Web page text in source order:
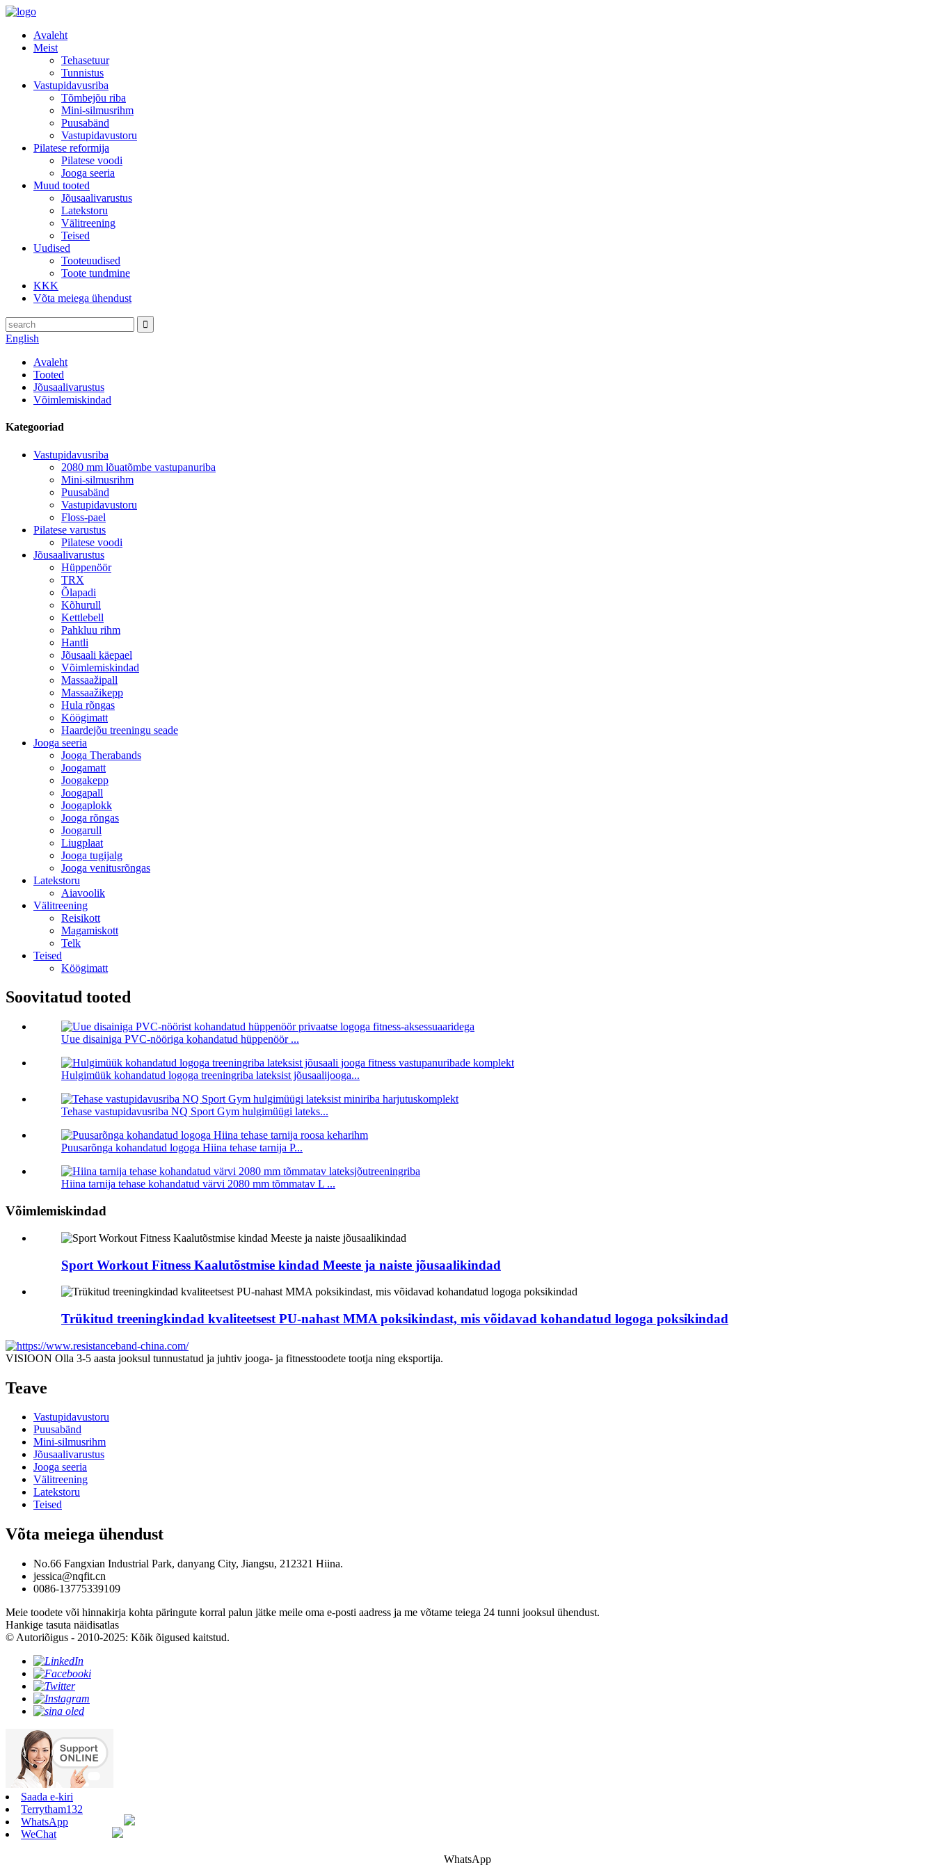
Avaleht
Meist
Tehasetuur
Tunnistus
Vastupidavusriba
Tõmbejõu riba
Mini-silmusrihm
Puusabänd
Vastupidavustoru
Pilatese reformija
Pilatese voodi
Jooga seeria
Muud tooted
Jõusaalivarustus
Latekstoru
Välitreening
Teised
Uudised
Tooteuudised
Toote tundmine
KKK
Võta meiega ühendust
English
Avaleht
Tooted
Jõusaalivarustus
Võimlemiskindad
Kategooriad
Vastupidavusriba
2080 mm lõuatõmbe vastupanuriba
Mini-silmusrihm
Puusabänd
Vastupidavustoru
Floss-pael
Pilatese varustus
Pilatese voodi
Jõusaalivarustus
Hüppenöör
TRX
Õlapadi
Kõhurull
Kettlebell
Pahkluu rihm
Hantli
Jõusaali käepael
Võimlemiskindad
Massaažipall
Massaažikepp
Hula rõngas
Köögimatt
Haardejõu treeningu seade
Jooga seeria
Jooga Therabands
Joogamatt
Joogakepp
Joogapall
Joogaplokk
Jooga rõngas
Joogarull
Liugplaat
Jooga tugijalg
Jooga venitusrõngas
Latekstoru
Aiavoolik
Välitreening
Reisikott
Magamiskott
Telk
Teised
Köögimatt
Soovitatud tooted
Uue disainiga PVC-nööriga kohandatud hüppenöör ...
Hulgimüük kohandatud logoga treeningriba lateksist jõusaalijooga...
Tehase vastupidavusriba NQ Sport Gym hulgimüügi lateks...
Puusarõnga kohandatud logoga Hiina tehase tarnija P...
Hiina tarnija tehase kohandatud värvi 2080 mm tõmmatav L ...
Võimlemiskindad
Sport Workout Fitness Kaalutõstmise kindad Meeste ja naiste jõusaalikindad
Trükitud treeningkindad kvaliteetsest PU-nahast MMA poksikindast, mis võidavad kohandatud logoga poksikindad
VISIOON Olla 3-5 aasta jooksul tunnustatud ja juhtiv jooga- ja fitnesstoodete tootja ning eksportija.
Teave
Vastupidavustoru
Puusabänd
Mini-silmusrihm
Jõusaalivarustus
Jooga seeria
Välitreening
Latekstoru
Teised
Võta meiega ühendust
No.66 Fangxian Industrial Park, danyang City, Jiangsu, 212321 Hiina.
jessica@nqfit.cn
0086-13775339109
Meie toodete või hinnakirja kohta päringute korral palun jätke meile oma e-posti aadress ja me võtame teiega 24 tunni jooksul ühendust.
Hankige tasuta näidisatlas
© Autoriõigus - 2010-2025: Kõik õigused kaitstud.
Saada e-kiri
Terrytham132
WhatsApp
WeChat
WhatsApp